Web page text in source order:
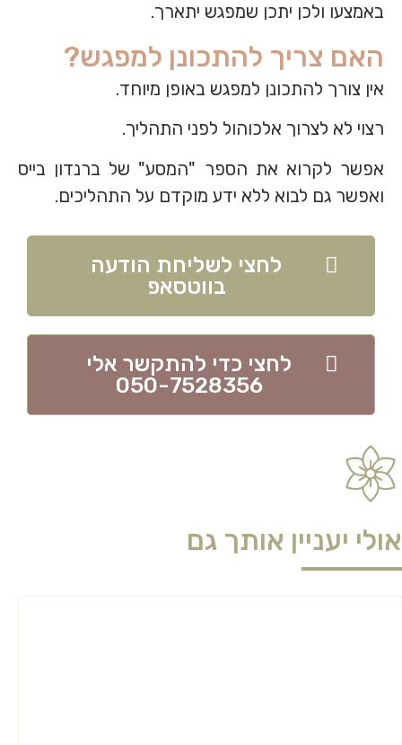
באמצעו ולכן יתכן שמפגש יתארך.
האם צריך להתכונן למפגש?
אין צורך להתכונן למפגש באופן מיוחד.
רצוי לא לצרוך אלכוהול לפני התהליך.
אפשר לקרוא את הספר "המסע" של ברנדון בייס
ואפשר גם לבוא ללא ידע מוקדם על התהליכים.
לחצי לשליחת הודעה
בווטסאפ
לחצי כדי להתקשר אלי
050-7528356
אולי יעניין אותך גם